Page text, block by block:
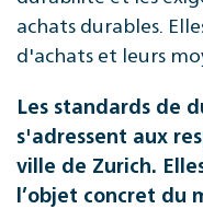
achats durables.
d'achats et leurs
Les standards de
s'adressent aux
ville de Zurich.
l’objet concret du